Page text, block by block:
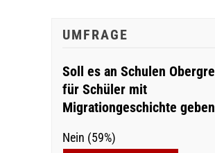
UMFRAGE
Soll es an Schulen
für Schüler mit
Migrationgeschichte
Nein (59%)